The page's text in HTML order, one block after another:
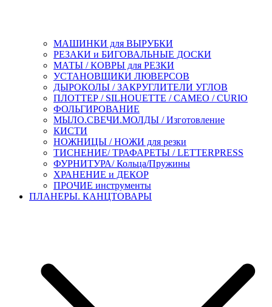
МАШИНКИ для ВЫРУБКИ
РЕЗАКИ и БИГОВАЛЬНЫЕ ДОСКИ
МАТЫ / КОВРЫ для РЕЗКИ
УСТАНОВЩИКИ ЛЮВЕРСОВ
ДЫРОКОЛЫ / ЗАКРУГЛИТЕЛИ УГЛОВ
ПЛОТТЕР / SILHOUETTE / CAMEO / CURIO
ФОЛЬГИРОВАНИЕ
МЫЛО.СВЕЧИ.МОЛДЫ / Изготовление
КИСТИ
НОЖНИЦЫ / НОЖИ для резки
ТИСНЕНИЕ/ ТРАФАРЕТЫ / LETTERPRESS
ФУРНИТУРА/ Кольца/Пружины
ХРАНЕНИЕ и ДЕКОР
ПРОЧИЕ инструменты
ПЛАНЕРЫ. КАНЦТОВАРЫ